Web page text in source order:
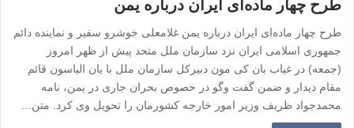
طرح چهار ماده‌ای ایران درباره یمن
طرح چهار ماده‌ای ایران درباره یمن غلامعلی خوشرو سفیر و نماینده دائم
جمهوری اسلامی ایران نزد سازمان ملل متحد پیش از ظهر امروز
(جمعه) در غیاب بان کی مون دبیرکل سازمان ملل با یان الیاسون قائم
مقام دیدار و ضمن گفت وگو در خصوص بحران جاری در یمن، نامه
محمدجواد ظریف وزیر امور خارجه کشورمان را تحویل وی کرد. متن…